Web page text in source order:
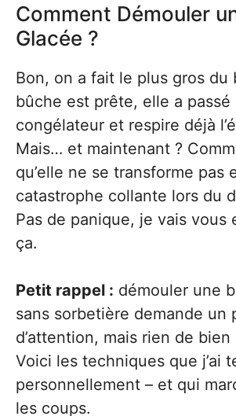
Comment Démouler
Glacée ?
Bon, on a fait le plus gros du
bûche est prête, elle a passé
congélateur et respire déjà
Mais… et maintenant ?
qu’elle ne se transforme pas
catastrophe collante lors du
Pas de panique, je vais vous
ça.
Petit rappel : démouler une
sans sorbetière demande un
d’attention, mais rien de
Voici les techniques que j’ai
personnellement – et qui
les coups.